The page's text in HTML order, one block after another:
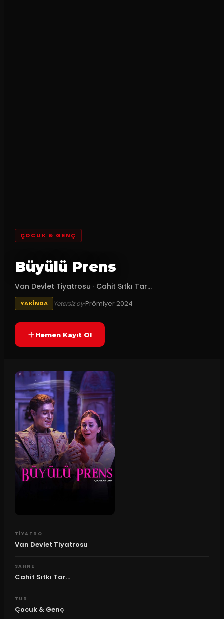
ÇOCUK & GENÇ
Büyülü Prens
Van Devlet Tiyatrosu · Cahit Sıtkı Tar...
YAKINDA Yetersiz oyPrömiyer 2024
Hemen Kayıt Ol
TIYATRO
Van Devlet Tiyatrosu
SAHNE
Cahit Sıtkı Tar...
TUR
Çocuk & Genç